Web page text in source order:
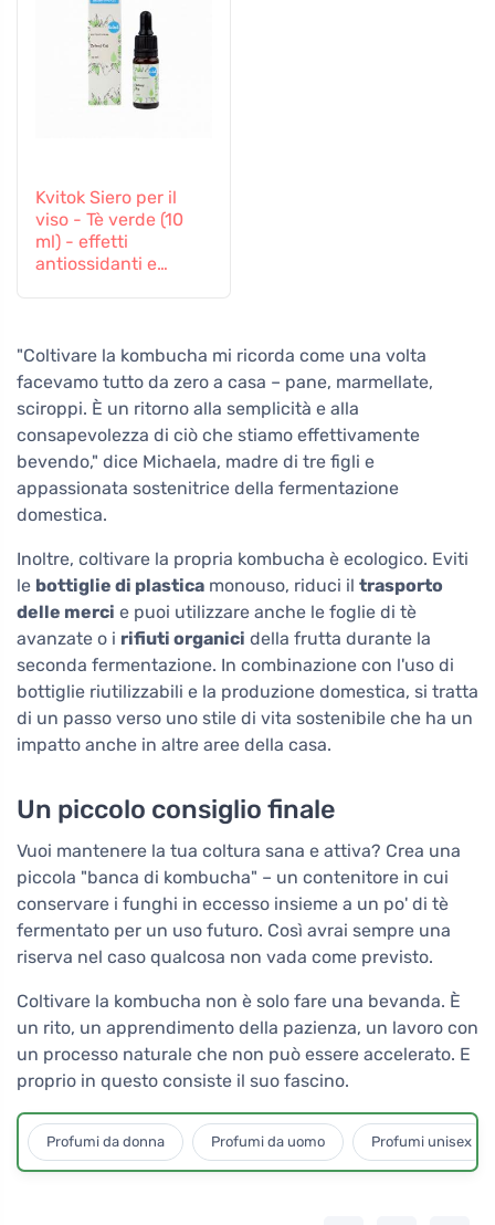
Kvitok Siero per il
viso - Tè verde (10
ml) - effetti
antiossidanti e
"Coltivare la kombucha mi ricorda come una volta
facevamo tutto da zero a casa – pane, marmellate,
sciroppi. È un ritorno alla semplicità e alla
consapevolezza di ciò che stiamo effettivamente
bevendo," dice Michaela, madre di tre figli e
appassionata sostenitrice della fermentazione
domestica.
Inoltre, coltivare la propria kombucha è ecologico. Eviti
le bottiglie di plastica monouso, riduci il trasporto
delle merci e puoi utilizzare anche le foglie di tè
avanzate o i rifiuti organici della frutta durante la
seconda fermentazione. In combinazione con l'uso di
bottiglie riutilizzabili e la produzione domestica, si tratta
di un passo verso uno stile di vita sostenibile che ha un
impatto anche in altre aree della casa.
Un piccolo consiglio finale
Vuoi mantenere la tua coltura sana e attiva? Crea una
piccola "banca di kombucha" – un contenitore in cui
conservare i funghi in eccesso insieme a un po' di tè
fermentato per un uso futuro. Così avrai sempre una
riserva nel caso qualcosa non vada come previsto.
Coltivare la kombucha non è solo fare una bevanda. È
un rito, un apprendimento della pazienza, un lavoro con
un processo naturale che non può essere accelerato. E
proprio in questo consiste il suo fascino.
Profumi da donna Profumi da uomo Profumi unisex